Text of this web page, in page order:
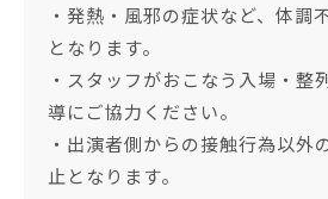
・発熱・風邪の症状など、体調
となります。
・スタッフがおこなう入場・整
導にご協力ください。
・出演者側からの接触行為以外
止となります。